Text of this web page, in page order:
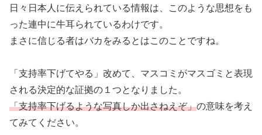
日々日本人に伝えられている情報は、このような思想をも
った連中に牛耳られているわけです。
まさに信じる者はバカをみるとはこのことですね。
「支持率下げてやる」改めて、マスコミがマスゴミと表現
される決定的な証拠の１つとなりました。
「支持率下げるような写真しか出さねえぞ」の意味を考え
てみてください。